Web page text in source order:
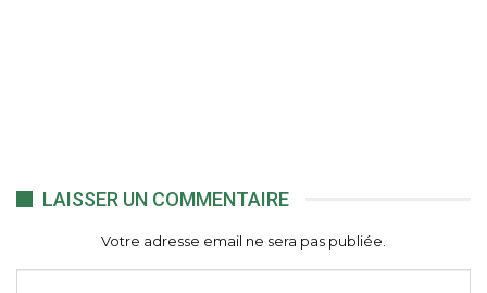
LAISSER UN COMMENTAIRE
Votre adresse email ne sera pas publiée.